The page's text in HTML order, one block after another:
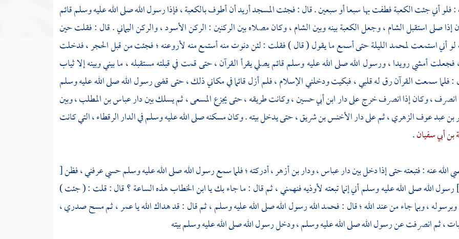
فلو أني جئتالكعبةفطفت بها سبعا أو سبعين . قال : فجئت المسجد أريد أن أطوفبالكعبة، فإذا رسول الله صلى الله عليه وسلم قائم
إذا صلى استقبلالشام، وجعلالكعبةبينه وبينالشام، وكان مصلاه بين الركنين : الركن الأسود ،والركن اليماني. قال : فقلت حين
لو أني استمعت لمحمد الليلة حتى أسمع ما يقول ( قال ) فقلت : لئن دنوت منه أستمع منه لأروعنه ؛ فجئت من قبلالحجر، فدخلت
فجعلت أمشي رويدا ، ورسول الله صلى الله عليه وسلم قائم يصلي يقرأ القرآن ، حتى قمت في قبلته مستقبله ، ما بيني وبينه إلا ثياب
: فلما سمعت القرآن رق له قلبي ، فبكيت ودخلني الإسلام ، فلم أزل قائما في مكاني ذلك ، حتى قضى رسول الله صلى الله عليه وسلم
، وكان إذا انصرف خرج علىدارابن أبي حسين، وكانت طريقه ، حتى يجزعالمسعى، ثم يسلك بيندارعباس بن المطلب، وبين
بن عبد عوف الزهري، ثم علىدارالأخنس بن شريق، حتى يدخل بيته . وكان مسكنه صلى الله عليه وسلم فيالدار الرقطاء، التي كانت
بن أبي سفيان.
الله عنه : فتبعته حتى إذا دخل بيندارعباس،ودار بن أزهر، أدركته ؛ فلما سمع رسول الله صلى الله عليه وسلم حسي عرفني ، فظن[
رسول الله صلى الله عليه وسلم أني إنما تبعته لأوذيه فنهمني ، ثم قال : ما جاء بك ياابن الخطابهذه الساعة ؟ قال : قلت : ( جئت )
وبرسوله ، وبما جاء من عند الله ؛ قال : فحمد الله رسول الله صلى الله عليه وسلم ، ثم قال : قد هداك الله ياعمر، ثم مسح صدري ،
، ثم انصرفت عن رسول الله صلى الله عليه وسلم ، ودخل رسول الله صلى الله عليه وسلم بيته